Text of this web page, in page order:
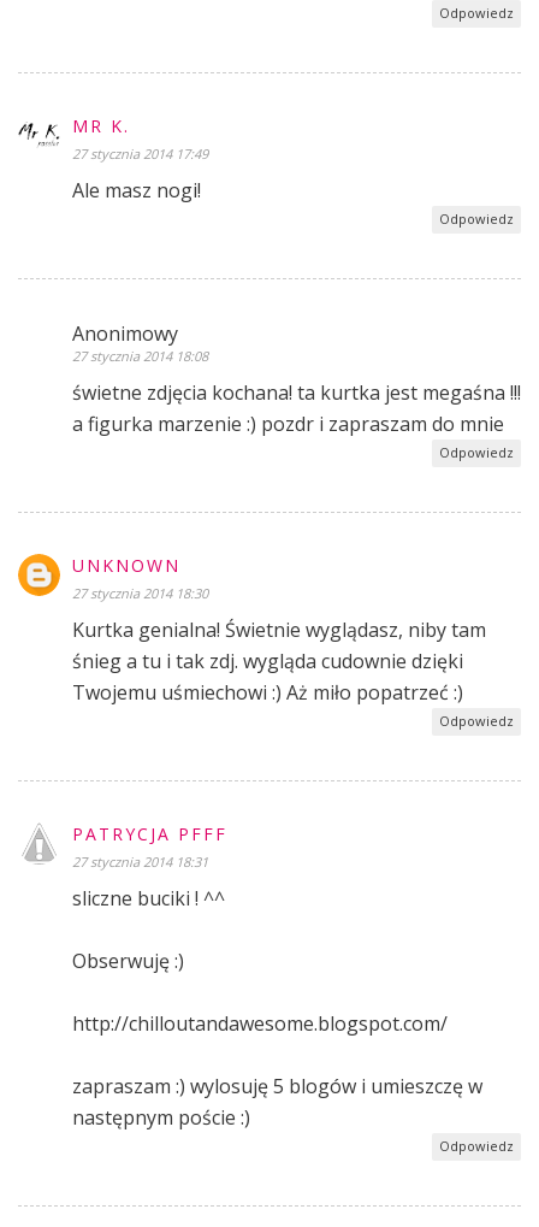
Odpowiedz
MR K.
27 stycznia 2014 17:49
Ale masz nogi!
Odpowiedz
Anonimowy
27 stycznia 2014 18:08
świetne zdjęcia kochana! ta kurtka jest megaśna !!!
a figurka marzenie :) pozdr i zapraszam do mnie
Odpowiedz
UNKNOWN
27 stycznia 2014 18:30
Kurtka genialna! Świetnie wyglądasz, niby tam
śnieg a tu i tak zdj. wygląda cudownie dzięki
Twojemu uśmiechowi :) Aż miło popatrzeć :)
Odpowiedz
PATRYCJA PFFF
27 stycznia 2014 18:31
sliczne buciki ! ^^
Obserwuję :)
http://chilloutandawesome.blogspot.com/
zapraszam :) wylosuję 5 blogów i umieszczę w
następnym poście :)
Odpowiedz